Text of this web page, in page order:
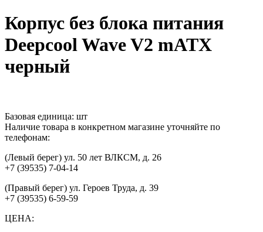
Корпус без блока питания
Deepcool Wave V2 mATX
черный
Базовая единица: шт
Наличие товара в конкретном магазине уточняйте по
телефонам:
(Левый берег) ул. 50 лет ВЛКСМ, д. 26
+7 (39535) 7-04-14
(Правый берег) ул. Героев Труда, д. 39
+7 (39535) 6-59-59
ЦЕНА: